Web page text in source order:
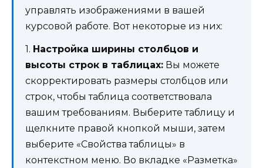
управлять изображениями в вашей
курсовой работе. Вот некоторые из них:
1. Настройка ширины столбцов и
высоты строк в таблицах: Вы можете
скорректировать размеры столбцов или
строк, чтобы таблица соответствовала
вашим требованиям. Выберите таблицу и
щелкните правой кнопкой мыши, затем
выберите «Свойства таблицы» в
контекстном меню. Во вкладке «Разметка»